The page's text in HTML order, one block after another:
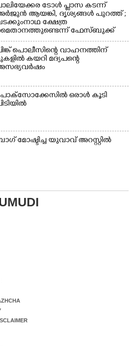
ടോൾ പ്ലാസ കടന്ന്
ആയങ്കി,​ ദൃശ്യങ്ങൾ പുറത്ത് ;
ക്ഷേത്ര
ഫേസ്ബുക്ക്
പൊലീസിന്റെ വാഹനത്തിന്
കയറി മദ്യപന്റെ
ഒരാൾ കൂടി
മോഷ്ടിച്ച യുവാവ് അറസ്റ്റിൽ